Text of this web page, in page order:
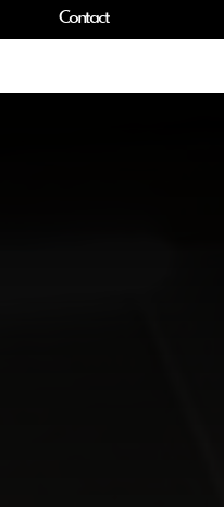
Contact